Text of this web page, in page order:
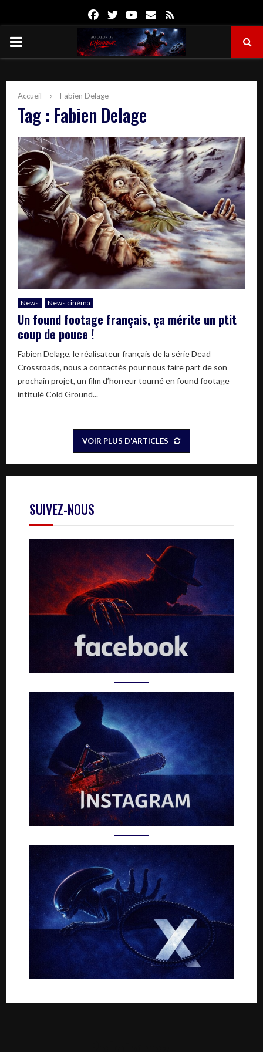
FacebookTwitterYoutube
Email
PRIMARY
Accueil Fabien Delage
Tag : Fabien Delage
News News cinéma
Un found footage français, ça mérite un ptit
coup de pouce !
Fabien Delage, le réalisateur français de la série Dead
Crossroads, nous a contactés pour nous faire part de son
prochain projet, un film d’horreur tourné en found footage
intitulé Cold Ground...
VOIR PLUS D'ARTICLES
SUIVEZ-NOUS